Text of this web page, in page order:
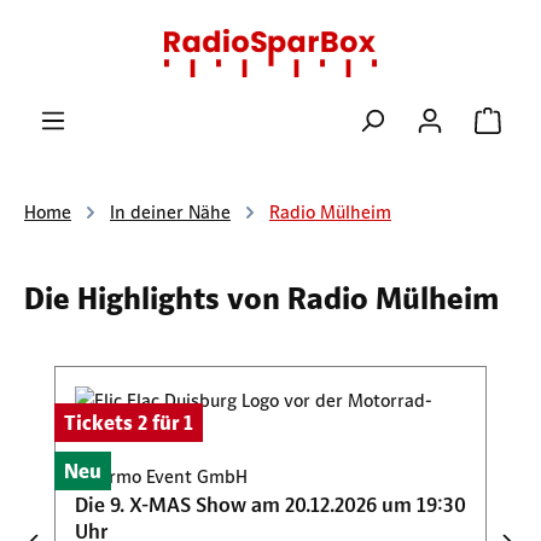
Zum Hauptinhalt springen
Home In deiner Nähe Radio Mülheim
Die Highlights von Radio Mülheim
Tickets 2 für 1
Neu
Palermo Event GmbH
Die 9. X-MAS Show am 20.12.2026 um 19:30
Uhr